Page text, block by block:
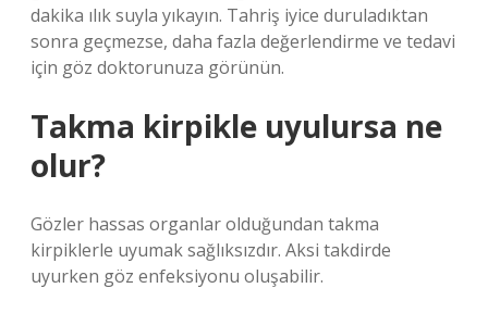
dakika ılık suyla yıkayın. Tahriş iyice duruladıktan
sonra geçmezse, daha fazla değerlendirme ve tedavi
için göz doktorunuza görünün.
Takma kirpikle uyulursa ne
olur?
Gözler hassas organlar olduğundan takma
kirpiklerle uyumak sağlıksızdır. Aksi takdirde
uyurken göz enfeksiyonu oluşabilir.